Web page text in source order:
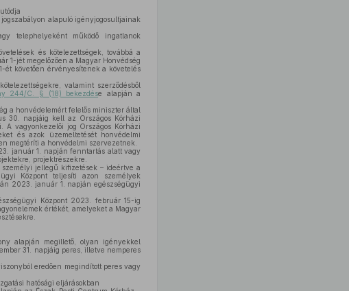
alapuló igényjogosultjainak
telephelyeként működő ingatlanok
és kötelezettségek, továbbá a
1-jét megelőzően a Magyar Honvédség
ét követően érvényesítenek a követelés
valamint szerződésből
244/C. § (18) bekezdése alapján a
a honvédelemért felelős miniszter által
30. napjáig kell az Országos Kórházi
A vagyonkezelői jog Országos Kórházi
és azok üzemeltetését honvédelmi
megtéríti a honvédelmi szervezetnek.
január 1. napján fenntartás alatt vagy
projektrészekre.
jellegű kifizetések – ideértve a
Központ teljesíti azon személyek
2023. január 1. napján egészségügyi
Központ 2023. február 15-ig
értékét, amelyeket a Magyar
alapján megillető, olyan igényekkel
31. napjáig peres, illetve nemperes
eredően megindított peres vagy
hatósági eljárásokban